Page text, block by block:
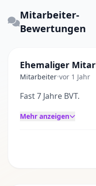
Mitarbeiter-
Bewertungen
Ehemaliger
Mitarbeiter•vor 1 Jahr
Fast 7 Jahre BVT.
Mehr anzeigen